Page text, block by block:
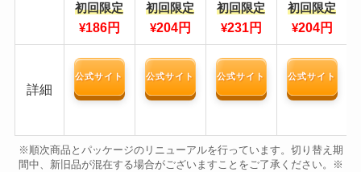
初回限定
¥186円
初回限定
¥204円
初回限定
¥231円
初回限定
¥204円
詳細
公式サイト 公式サイト 公式サイト 公式サイト
※順次商品とパッケージのリニューアルを行っています。切り替え期
間中、新旧品が混在する場合がございますことをご了承ください。※